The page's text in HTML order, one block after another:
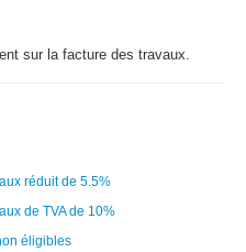
sur la facture des travaux.
réduit de 5.5%
de TVA de 10%
éligibles